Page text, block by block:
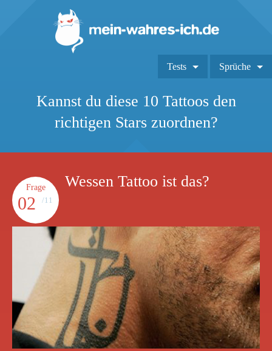
Tests Sprüche
Kannst du diese 10 Tattoos den
richtigen Stars zuordnen?
Frage
02 /11
Wessen Tattoo ist das?